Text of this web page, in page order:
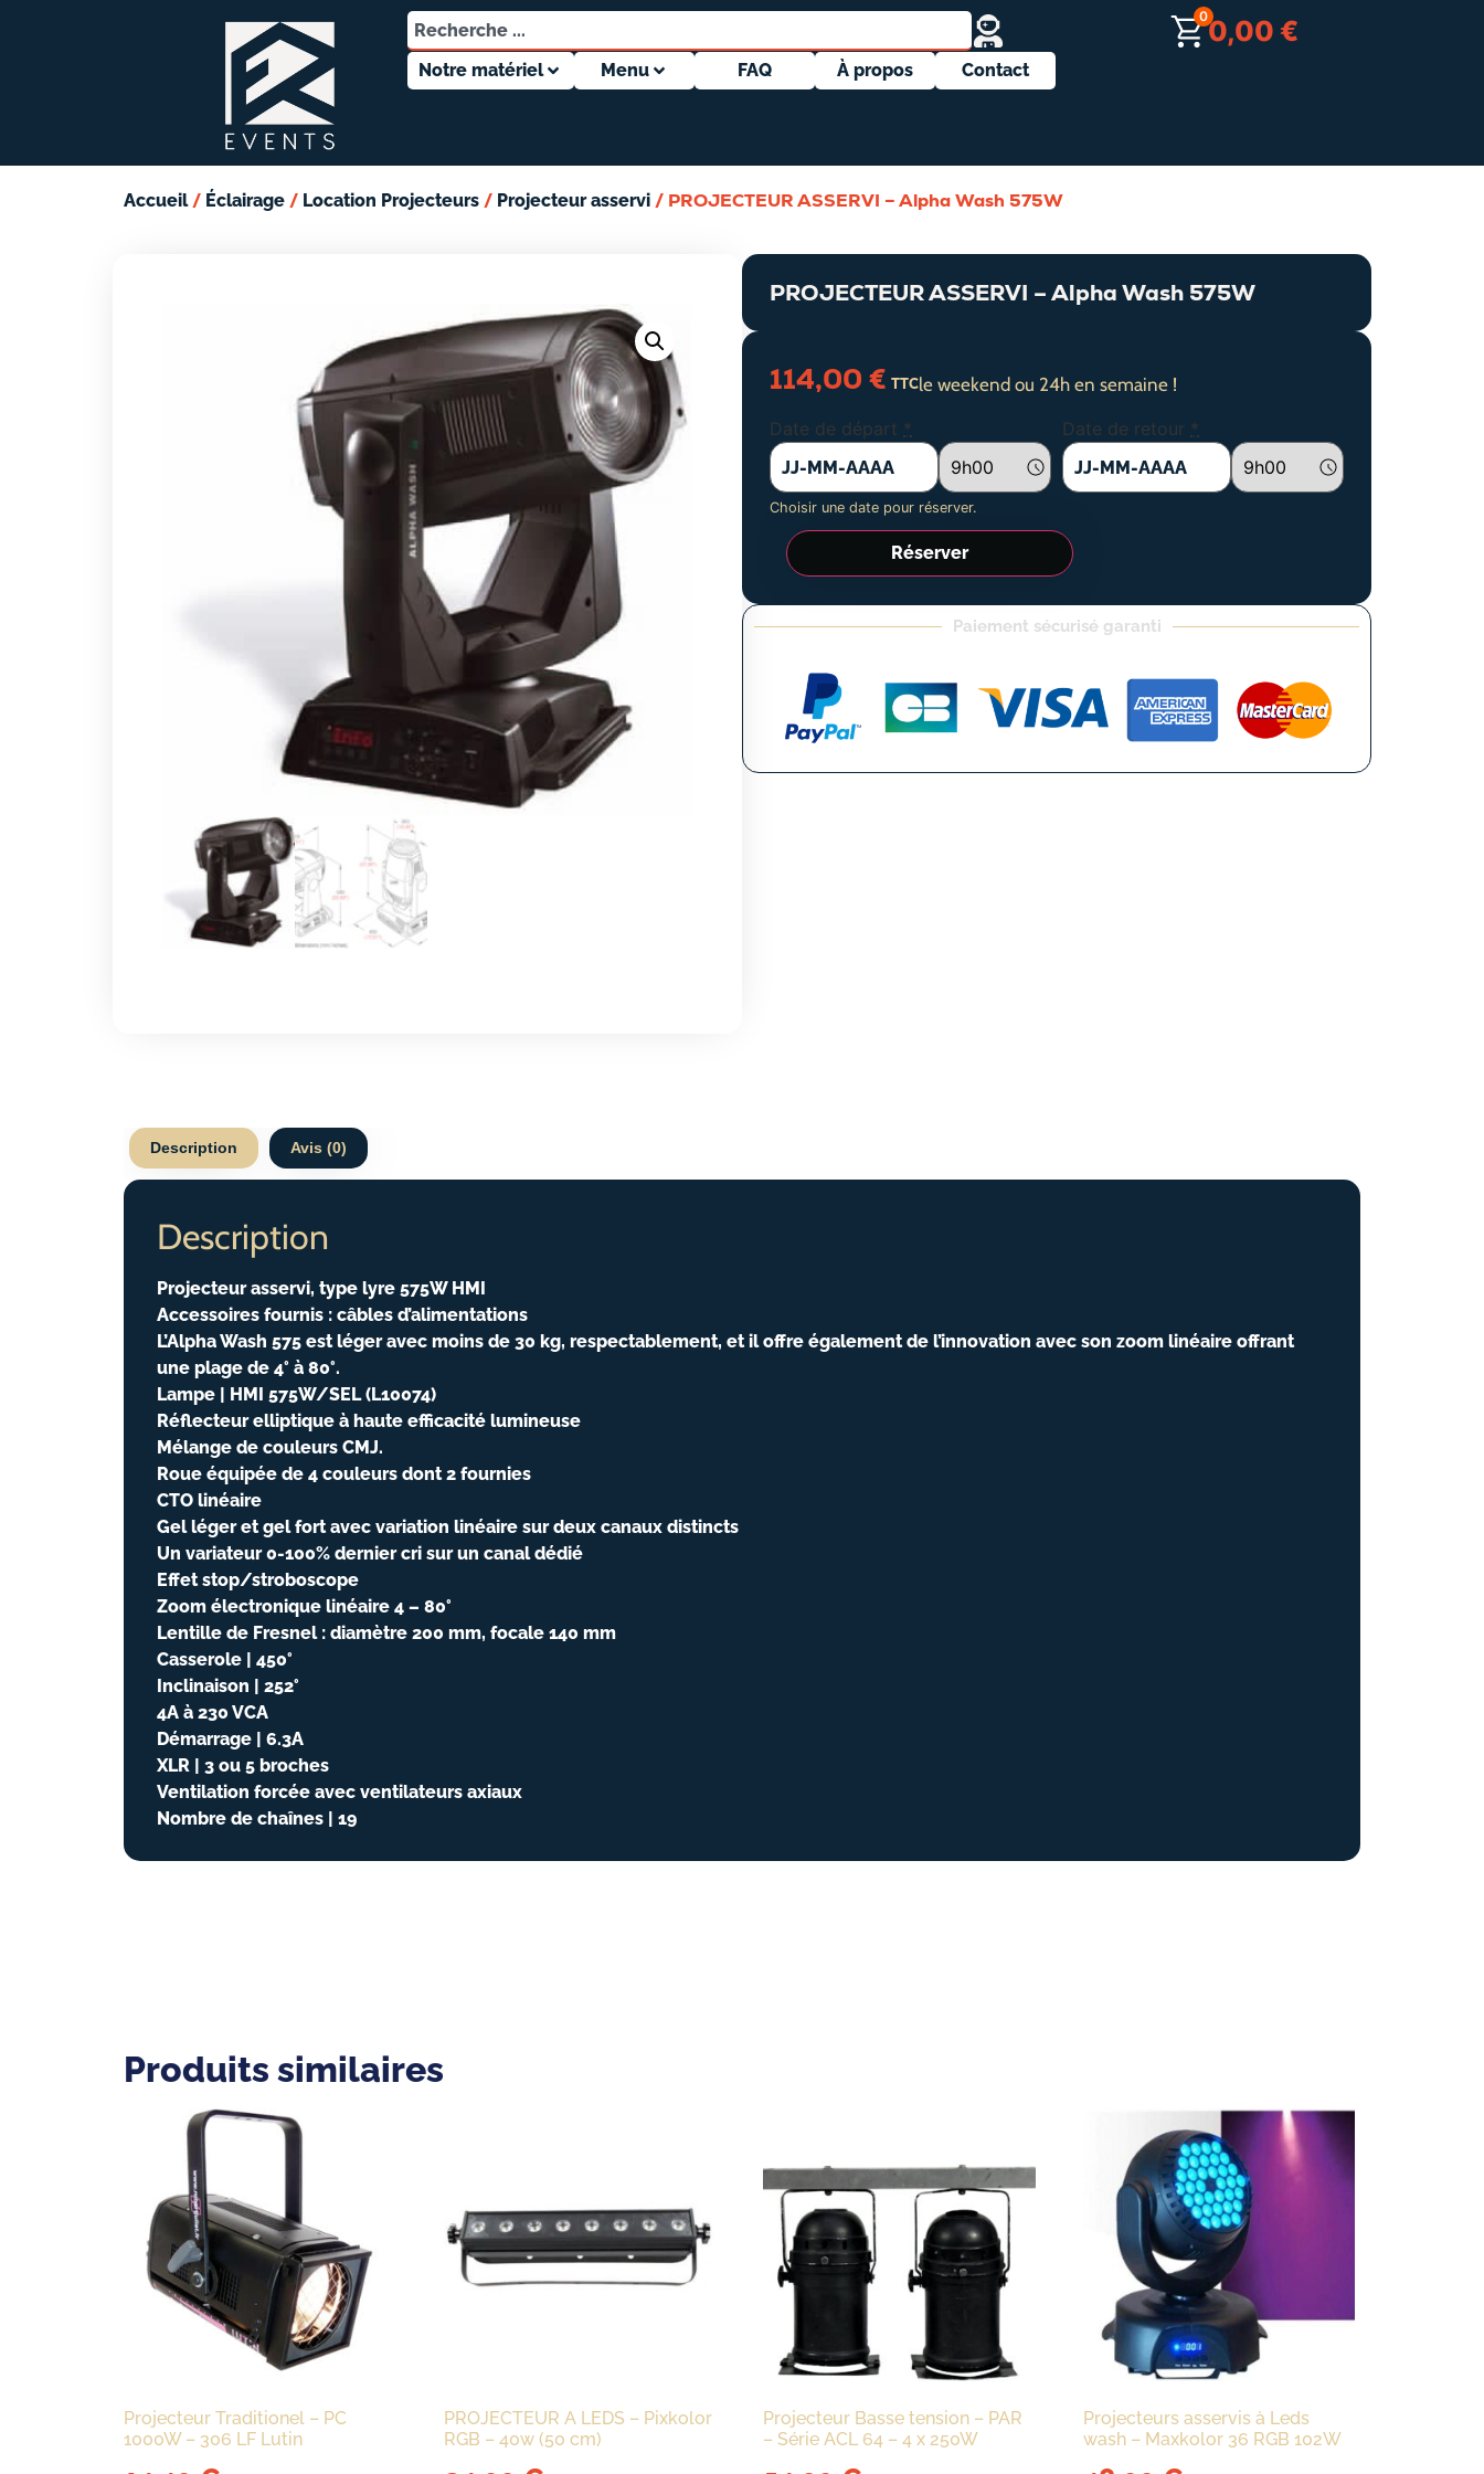
00,00 €
Notre matériel Menu FAQ À propos Contact
Accueil/ Éclairage / Location Projecteurs / Projecteur asservi / PROJECTEUR ASSERVI – Alpha Wash 575W
PROJECTEUR ASSERVI – Alpha Wash 575W
114,00 € TTCle weekend ou 24h en semaine !
Date de départ * Date de retour *
Choisir une date pour réserver.
Réserver
Paiement sécurisé garanti
Description Avis (0)
Description
Projecteur asservi, type lyre 575W HMI
Accessoires fournis : câbles d’alimentations
L’Alpha Wash 575 est léger avec moins de 30 kg, respectablement, et il offre également de l’innovation avec son zoom linéaire offrant
une plage de 4° à 80°.
Lampe | HMI 575W/SEL (L10074)
Réflecteur elliptique à haute efficacité lumineuse
Mélange de couleurs CMJ.
Roue équipée de 4 couleurs dont 2 fournies
CTO linéaire
Gel léger et gel fort avec variation linéaire sur deux canaux distincts
Un variateur 0-100% dernier cri sur un canal dédié
Effet stop/stroboscope
Zoom électronique linéaire 4 – 80°
Lentille de Fresnel : diamètre 200 mm, focale 140 mm
Casserole | 450°
Inclinaison | 252°
4A à 230 VCA
Démarrage | 6.3A
XLR | 3 ou 5 broches
Ventilation forcée avec ventilateurs axiaux
Nombre de chaînes | 19
Produits similaires
Projecteur Traditionel – PC
1000W – 306 LF Lutin
PROJECTEUR A LEDS – Pixkolor
RGB – 40w (50 cm)
Projecteur Basse tension – PAR
– Série ACL 64 – 4 x 250W
Projecteurs asservis à Leds
wash – Maxkolor 36 RGB 102W